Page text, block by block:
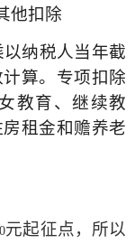
他扣除
以纳税人当年截
算。专项扣除
教育、继续教
租金和赡养老
元起征点，所以